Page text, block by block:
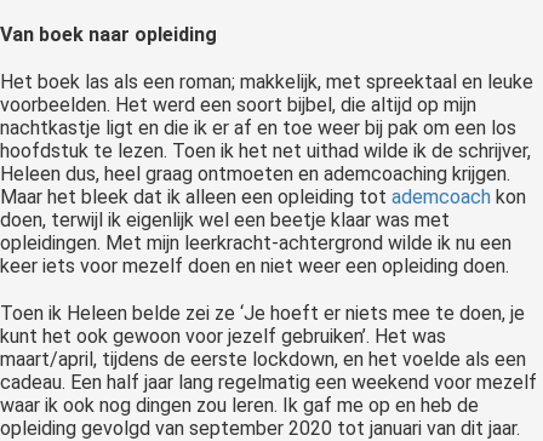
Van boek naar opleiding
Het boek las als een roman; makkelijk, met spreektaal en leuke
voorbeelden. Het werd een soort bijbel, die altijd op mijn
nachtkastje ligt en die ik er af en toe weer bij pak om een los
hoofdstuk te lezen. Toen ik het net uithad wilde ik de schrijver,
Heleen dus, heel graag ontmoeten en ademcoaching krijgen.
Maar het bleek dat ik alleen een opleiding tot ademcoach kon
doen, terwijl ik eigenlijk wel een beetje klaar was met
opleidingen. Met mijn leerkracht-achtergrond wilde ik nu een
keer iets voor mezelf doen en niet weer een opleiding doen.
Toen ik Heleen belde zei ze ‘Je hoeft er niets mee te doen, je
kunt het ook gewoon voor jezelf gebruiken’. Het was
maart/april, tijdens de eerste lockdown, en het voelde als een
cadeau. Een half jaar lang regelmatig een weekend voor mezelf
waar ik ook nog dingen zou leren. Ik gaf me op en heb de
opleiding gevolgd van september 2020 tot januari van dit jaar.